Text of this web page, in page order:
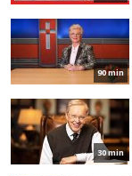
90 min
30 min